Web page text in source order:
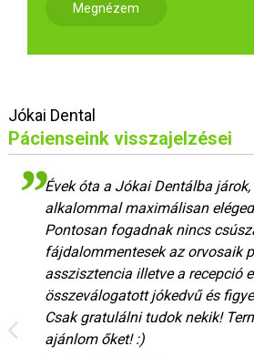
Megnézem
Jókai Dental
Pácienseink visszajelzései
Évek óta a Jókai Dentálba
alkalommal maximálisan
Pontosan fogadnak nincs
fájdalommentesek az orvosaik
asszisztencia illetve a recepció
összeválogatott jókedvű és
Csak gratulálni tudok nekik!
ajánlom őket! :)